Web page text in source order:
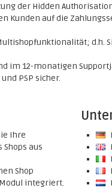
der Hidden
auf die
d.h.
im 12-monatigen
PSP sicher.
Ihre
aus
Shop
integriert.